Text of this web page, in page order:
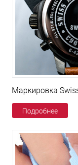
Маркировка
Подробнее